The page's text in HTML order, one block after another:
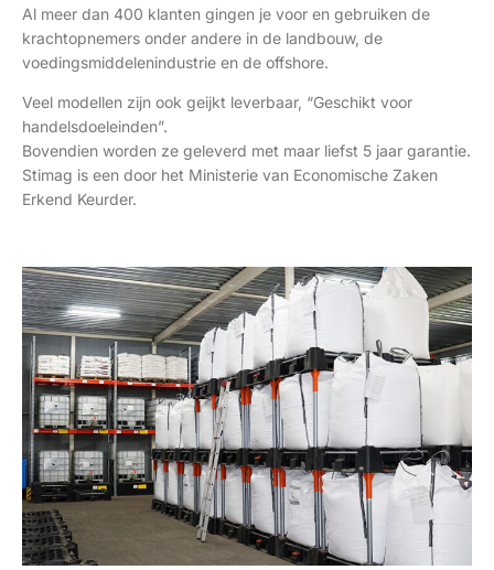
Al meer dan 400 klanten gingen je voor en gebruiken de
krachtopnemers onder andere in de landbouw, de
voedingsmiddelenindustrie en de offshore.
Veel modellen zijn ook geijkt leverbaar, “Geschikt voor
handelsdoeleinden”.
Bovendien worden ze geleverd met maar liefst 5 jaar garantie.
Stimag is een door het Ministerie van Economische Zaken
Erkend Keurder.